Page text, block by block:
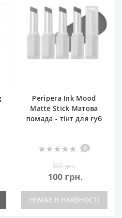
Peripera Ink Mood
Matte Stick Матова
помада - тінт для губ
0
505 грн.
100 грн.
НЕМАЄ В НАЯВНОСТІ